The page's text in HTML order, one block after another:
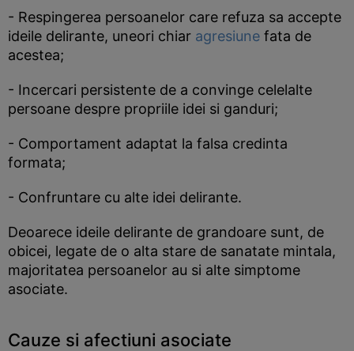
- Respingerea persoanelor care refuza sa accepte
ideile delirante, uneori chiar agresiune fata de
acestea;
- Incercari persistente de a convinge celelalte
persoane despre propriile idei si ganduri;
- Comportament adaptat la falsa credinta
formata;
- Confruntare cu alte idei delirante.
Deoarece ideile delirante de grandoare sunt, de
obicei, legate de o alta stare de sanatate mintala,
majoritatea persoanelor au si alte simptome
asociate.
Cauze si afectiuni asociate